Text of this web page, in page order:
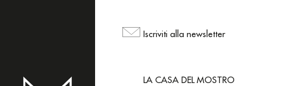
ma puoi comunque
Iscriviti alla newsletter
LA CASA DEL MOSTRO